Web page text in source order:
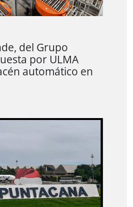
del Grupo
por ULMA
automático en